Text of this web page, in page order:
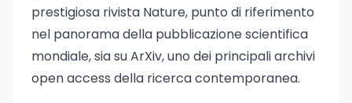
prestigiosa rivista Nature, punto di riferimento
nel panorama della pubblicazione scientifica
mondiale, sia su ArXiv, uno dei principali archivi
open access della ricerca contemporanea.